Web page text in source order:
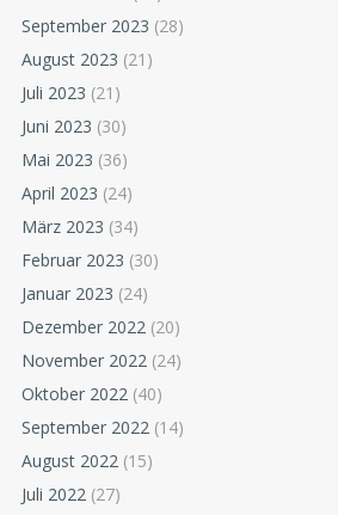
September 2023 (28)
August 2023 (21)
Juli 2023 (21)
Juni 2023 (30)
Mai 2023 (36)
April 2023 (24)
März 2023 (34)
Februar 2023 (30)
Januar 2023 (24)
Dezember 2022 (20)
November 2022 (24)
Oktober 2022 (40)
September 2022 (14)
August 2022 (15)
Juli 2022 (27)